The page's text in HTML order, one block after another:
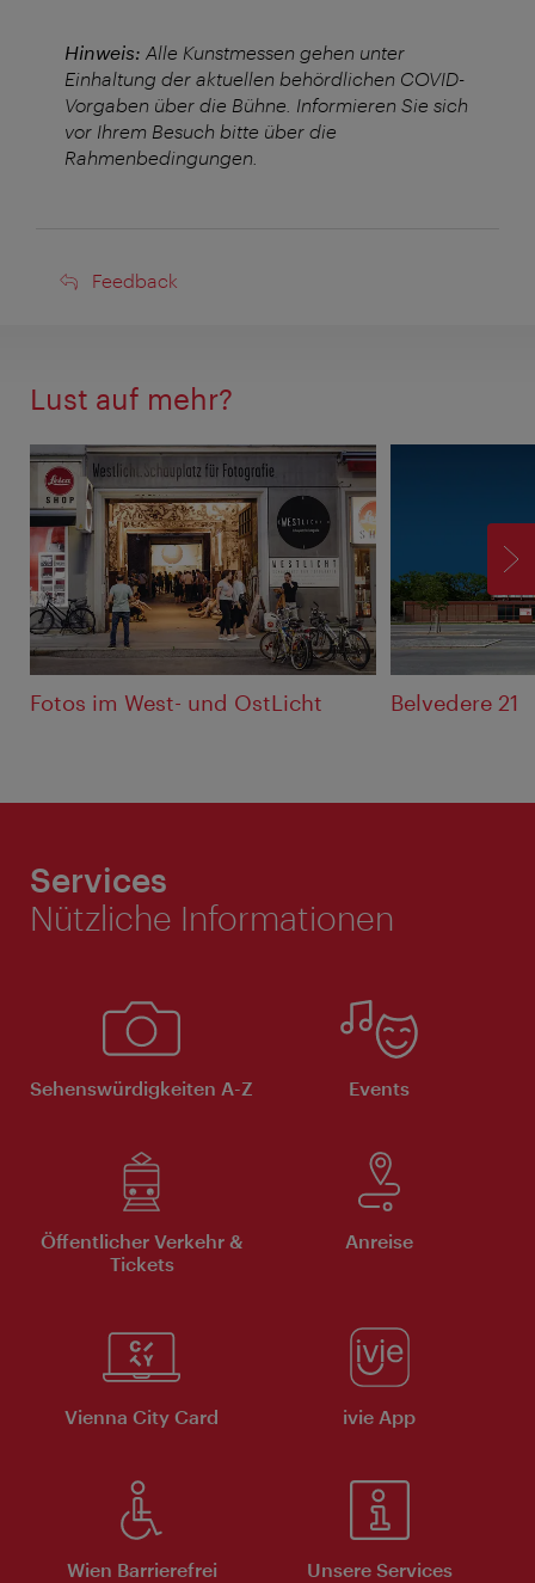
Hinweis: Alle Kunstmessen gehen unter
Einhaltung der aktuellen behördlichen COVID-
Vorgaben über die Bühne. Informieren Sie sich
vor Ihrem Besuch bitte über die
Rahmenbedingungen.
Feedback
Feedback
Lust auf mehr?
Fotos im West- und OstLicht Belvedere 21
Services
Nützliche Informationen
Sehenswürdigkeiten A-Z Events
Öffentlicher Verkehr &
Tickets
Anreise
Vienna City Card ivie App
Wien Barrierefrei Unsere Services